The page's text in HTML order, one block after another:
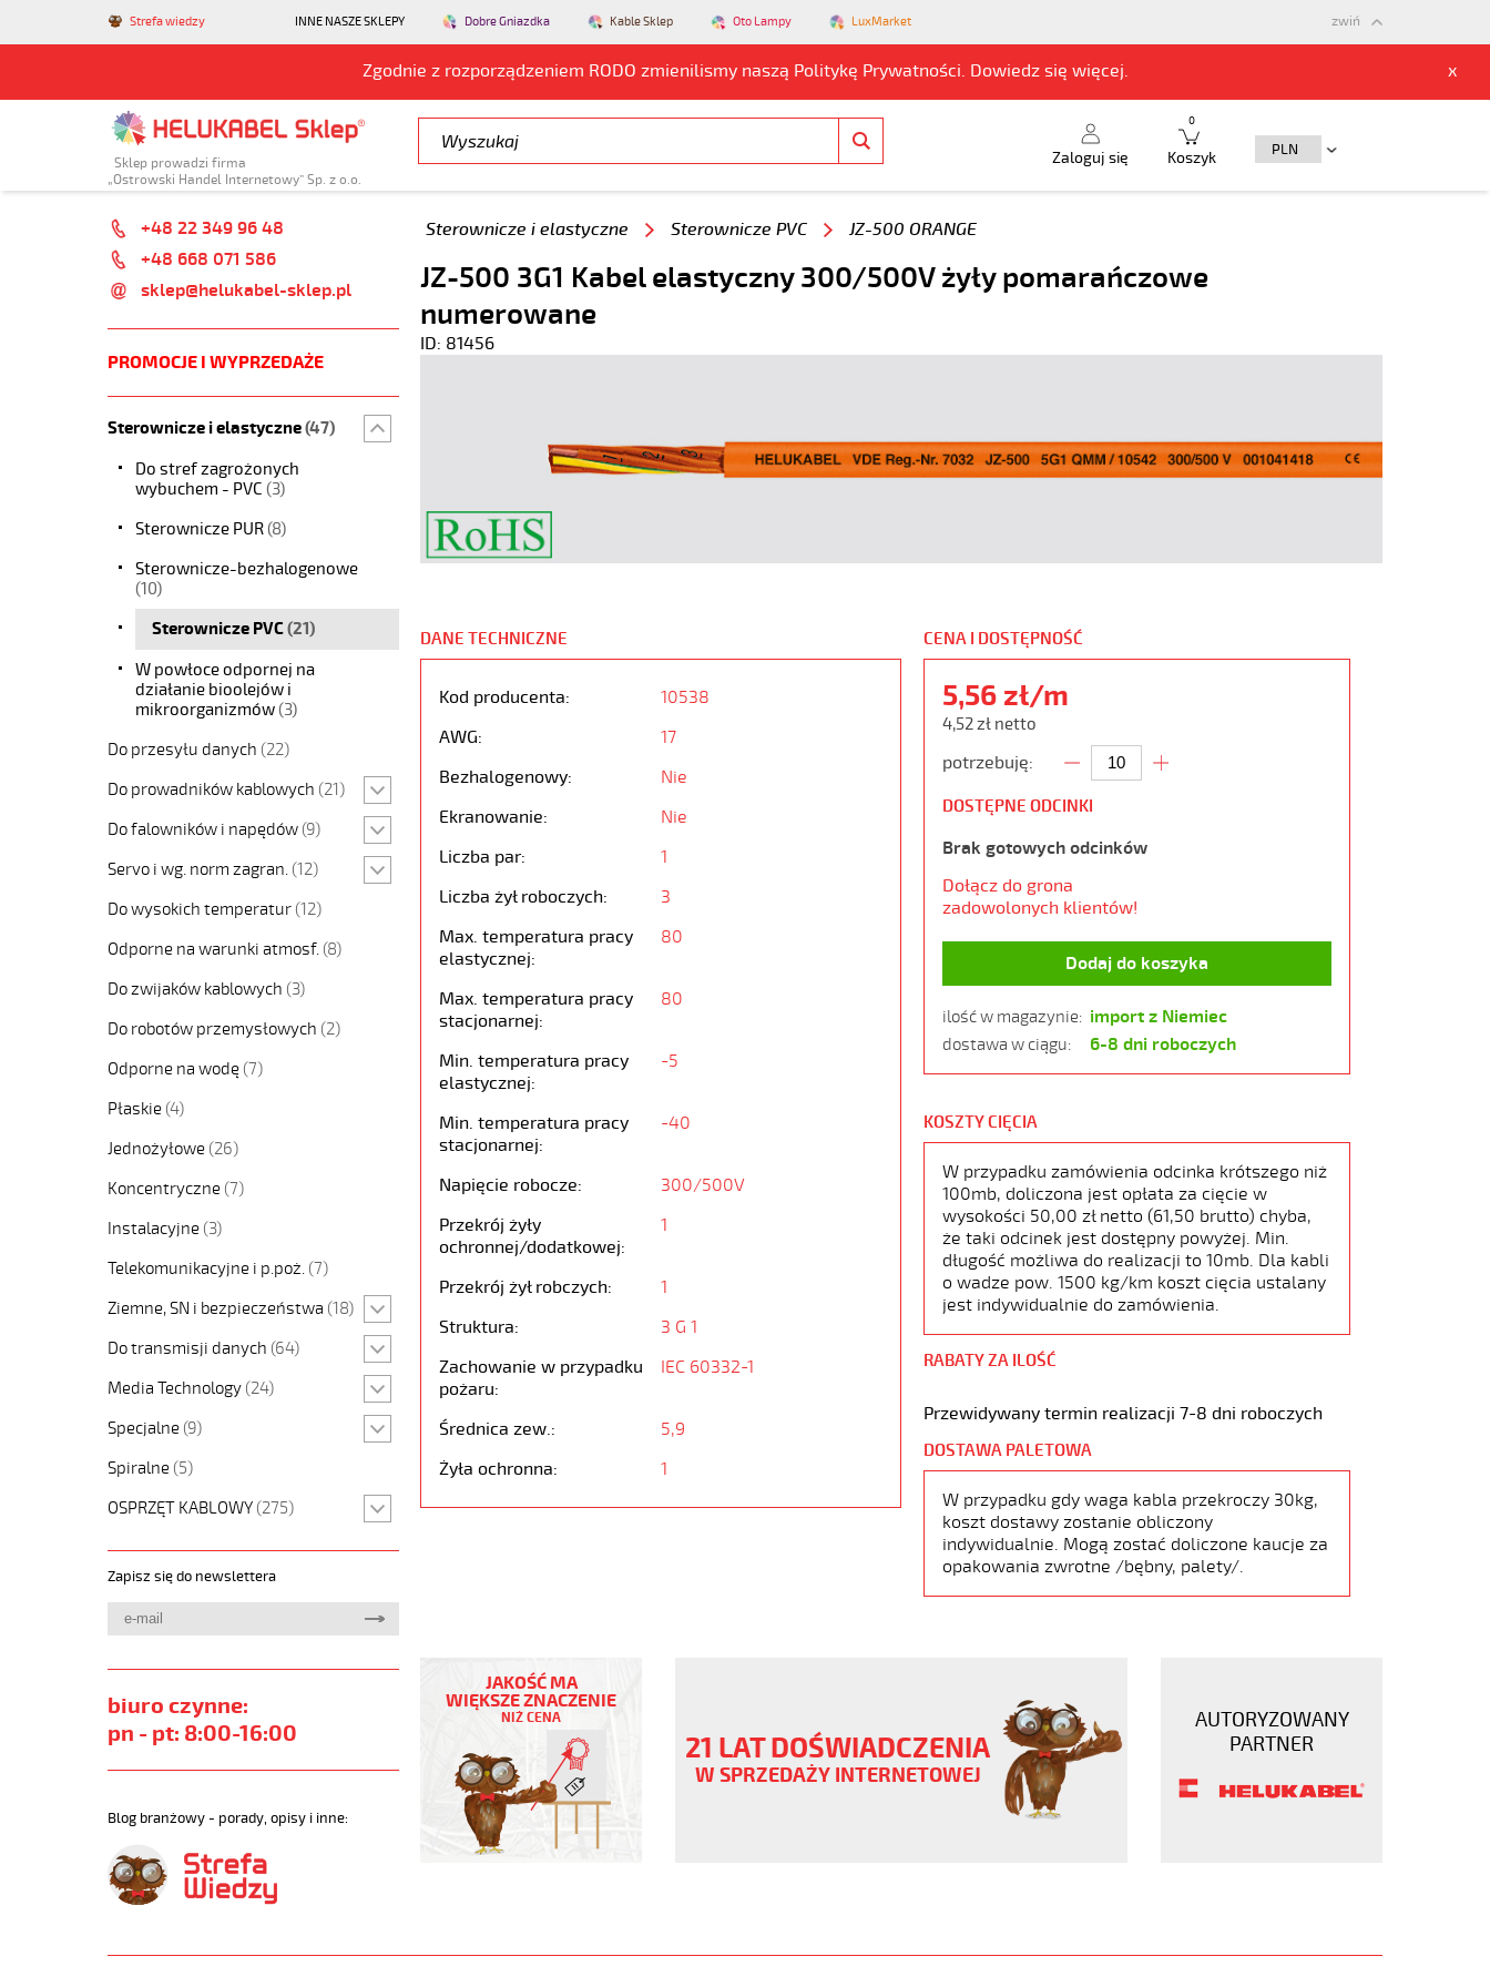
Strefa wiedzy INNE NASZE SKLEPY Dobre Gniazdka Kable Sklep Oto Lampy LuxMarket
Zgodnie z rozporządzeniem RODO zmienilismy naszą Politykę Prywatności. Dowiedz się więcej. x
zwiń
Sklep prowadzi firma
„Ostrowski Handel Internetowy” Sp. z o.o.
Zaloguj się Koszyk
0
+48 22 349 96 48
+48 668 071 586
sklep@helukabel-sklep.pl
PROMOCJE I WYPRZEDAŻE
Sterownicze i elastyczne(47)
Do stref zagrożonych
wybuchem - PVC (3)
Sterownicze PUR(8)
Sterownicze-bezhalogenowe
(10)
Sterownicze PVC(21)
W powłoce odpornej na
działanie bioolejów i
mikroorganizmów(3)
Do przesyłu danych (22)
Do prowadników kablowych (21)
Do falowników i napędów (9)
Servo i wg. norm zagran. (12)
Do wysokich temperatur (12)
Odporne na warunki atmosf. (8)
Do zwijaków kablowych (3)
Do robotów przemysłowych (2)
Odporne na wodę (7)
Płaskie (4)
Jednożyłowe (26)
Koncentryczne (7)
Instalacyjne (3)
Telekomunikacyjne i p.poż. (7)
Ziemne, SN i bezpieczeństwa (18)
Do transmisji danych (64)
Media Technology (24)
Specjalne (9)
Spiralne (5)
OSPRZĘT KABLOWY (275)
Zapisz się do newslettera
biuro czynne:
pn - pt: 8:00-16:00
Blog branżowy - porady, opisy i inne:
Sterownicze i elastyczne Sterownicze PVC JZ-500 ORANGE
JZ-500 3G1 Kabel elastyczny 300/500V żyły pomarańczowe
numerowane
ID: 81456
DANE TECHNICZNE
Kod producenta:
10538
AWG:
17
Bezhalogenowy:
Nie
Ekranowanie:
Nie
Liczba par:
1
Liczba żył roboczych:
3
Max. temperatura pracy
elastycznej:
80
Max. temperatura pracy
stacjonarnej:
80
Min. temperatura pracy
elastycznej:
-5
Min. temperatura pracy
stacjonarnej:
-40
Napięcie robocze:
300/500V
Przekrój żyły
ochronnej/dodatkowej:
1
Przekrój żył robczych:
1
Struktura:
3 G 1
Zachowanie w przypadku
pożaru:
IEC 60332-1
Średnica zew.:
5,9
Żyła ochronna:
1
CENA I DOSTĘPNOŚĆ
5,56 zł/m
4,52 zł netto
potrzebuję:
DOSTĘPNE ODCINKI
Brak gotowych odcinków
Dołącz do grona
zadowolonych klientów!
Dodaj do koszyka
ilość w magazynie: import z Niemiec
dostawa w ciągu: 6-8 dni roboczych
KOSZTY CIĘCIA
W przypadku zamówienia odcinka krótszego niż
100mb, doliczona jest opłata za cięcie w
wysokości 50,00 zł netto (61,50 brutto) chyba,
że taki odcinek jest dostępny powyżej. Min.
długość możliwa do realizacji to 10mb. Dla kabli
o wadze pow. 1500 kg/km koszt cięcia ustalany
jest indywidualnie do zamówienia.
RABATY ZA ILOŚĆ
Przewidywany termin realizacji 7-8 dni roboczych
DOSTAWA PALETOWA
W przypadku gdy waga kabla przekroczy 30kg,
koszt dostawy zostanie obliczony
indywidualnie. Mogą zostać doliczone kaucje za
opakowania zwrotne /bębny, palety/.
3G1
Kabel
300/500V
pomarańczowe
numerowane
https://www.static.helukabel-
https://www.helukabel-
JAKOŚĆ MA
WIĘKSZE ZNACZENIE
NIŻ CENA
21 LAT DOŚWIADCZENIA
W SPRZEDAŻY INTERNETOWEJ
AUTORYZOWANY
PARTNER